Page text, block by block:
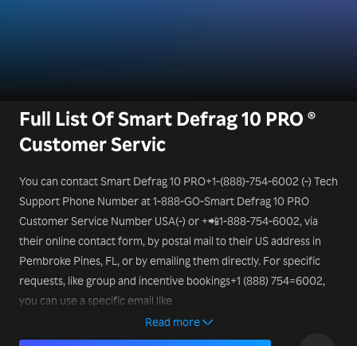
Full List Of Smart Defrag 10 PRO ®
Customer Servic
You can contact Smart Defrag 10 PRO+1-(888)-754-6002 (-) Tech
Support Phone Number at 1-888-GO-Smart Defrag 10 PRO
Customer Service Number USA(-) or +📲1-888-754-6002, via
their online contact form, by postal mail to their US address in
Pembroke Pines, FL, or by emailing them directly. For specific
requests, like group and incentive bookings+1 (888) 754=6002,
you can use a specific email like
mice@Smart Defrag 10 PRO.itRead more